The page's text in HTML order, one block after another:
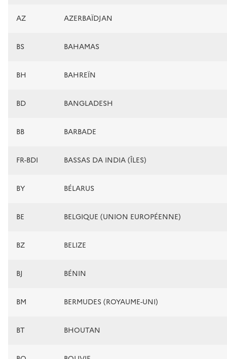
AZ AZERBAÏDJAN
BS BAHAMAS
BH BAHREÏN
BD BANGLADESH
BB BARBADE
FR-BDI BASSAS DA INDIA (ÎLES)
BY BÉLARUS
BE BELGIQUE (UNION EUROPÉENNE)
BZ BELIZE
BJ BÉNIN
BM BERMUDES (ROYAUME-UNI)
BT BHOUTAN